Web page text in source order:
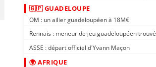
🇬🇵 GUADELOUPE
OM : un ailier guadeloupéen à 18M€
Rennais : meneur de jeu guadeloupéen trouvé
ASSE : départ officiel d'Yvann Maçon
🌍 AFRIQUE